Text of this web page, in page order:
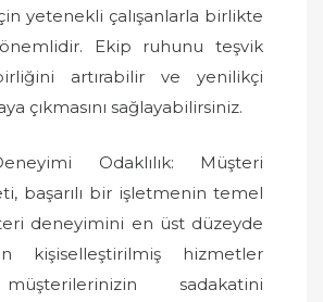
yetenekli çalışanlarla birlikte
önemlidir. Ekip ruhunu teşvik
artırabilir ve yenilikçi
çıkmasını sağlayabilirsiniz.
Odaklılık: Müşteri
başarılı bir işletmenin temel
deneyimini en üst düzeyde
kişiselleştirilmiş hizmetler
sadakatini